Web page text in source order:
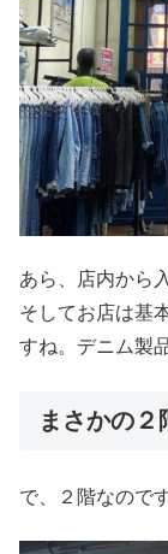
あら、店内から
そしてお店は基
すね。デニム製
まさかの２
で、２階なので